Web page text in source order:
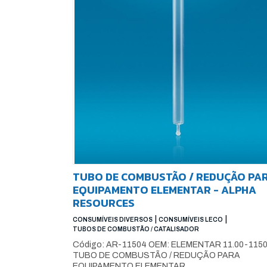
TUBO DE COMBUSTÃO / REDUÇÃO
EQUIPAMENTO ELEMENTAR - ALPHA
RESOURCES
CONSUMÍVEIS DIVERSOS CONSUMÍVEIS LECO
TUBOS DE COMBUSTÃO / CATALISADOR
Código: AR-11504 OEM: ELEMENTAR 11.00-
TUBO DE COMBUSTÃO / REDUÇÃO PARA